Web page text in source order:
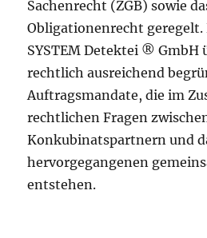
Sachenrecht (ZGB) sowie
Obligationenrecht geregelt.
SYSTEM Detektei ® GmbH
rechtlich ausreichend
Auftragsmandate, die im
rechtlichen Fragen
Konkubinatspartnern und
hervorgegangenen
entstehen.